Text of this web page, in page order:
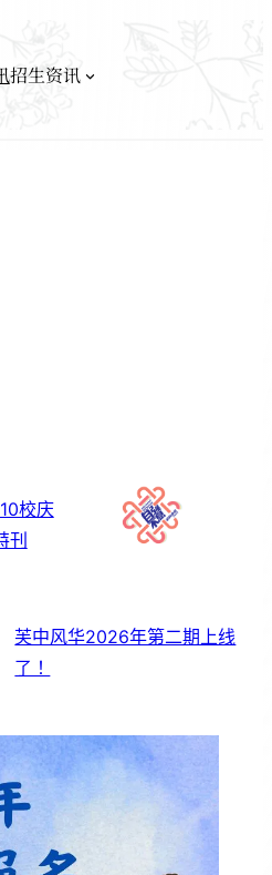
招生资讯
校庆
刊
芙中风华2026年第二期上线
了！